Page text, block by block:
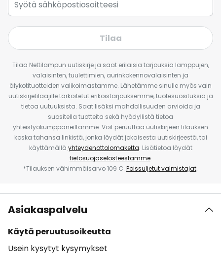
Tilaa
Tilaa Nettilampun uutiskirje ja saat erilaisia tarjouksia lamppujen,
valaisinten, tuulettimien, aurinkokennovalaisinten ja
älykotituotteiden valikoimastamme. Lähetämme sinulle myös vain
uutiskirjetilaajille tarkoitetut erikoistarjouksemme, tuotesuosituksia ja
tietoa uutuuksista. Saat lisäksi mahdollisuuden arvioida ja
suositella tuotteita sekä hyödyllistä tietoa
yhteistyökumppaneiltamme. Voit peruuttaa uutiskirjeen tilauksen
koska tahansa linkistä, jonka löydät jokaisesta uutiskirjeestä, tai
käyttämällä yhteydenottolomaketta. Lisätietoa löydät
tietosuojaselosteestamme.
*Tilauksen vähimmäisarvo 109 €. Poissuljetut valmistajat.
Asiakaspalvelu
Käytä peruutusoikeutta
Usein kysytyt kysymykset